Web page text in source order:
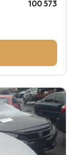
100 573